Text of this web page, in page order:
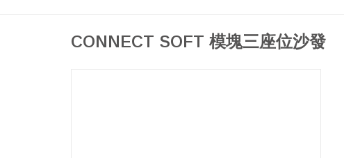
CONNECT SOFT 模塊三座位沙發